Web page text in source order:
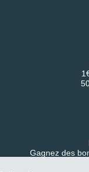
Continuer sans
Gagnez des